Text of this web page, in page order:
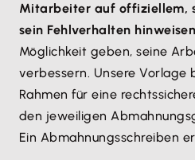
Mitarbeiter auf offiziellem,
sein Fehlverhalten hinweisen
Möglichkeit geben, seine
verbessern. Unsere
Rahmen für eine
den jeweiligen
Ein Abmahnungsschreiben